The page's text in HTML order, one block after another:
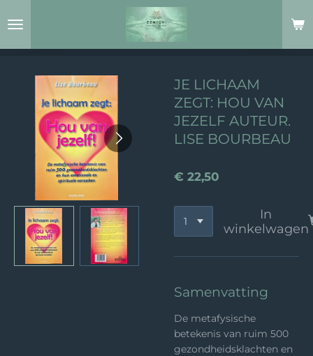
direct
hoofdinhoud
JE LICHAAM
ZEGT: HOU VAN
JEZELF AUTEUR.
LISE BOURBEAU
€ 22,50
In
winkelwagen
Samenvatting
De metafysische
betekenis van ruim 500
gezondheidsklachten en